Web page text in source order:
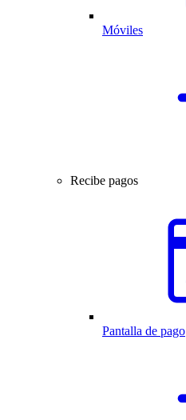
Móviles
Recibe pagos
Pantalla de pago